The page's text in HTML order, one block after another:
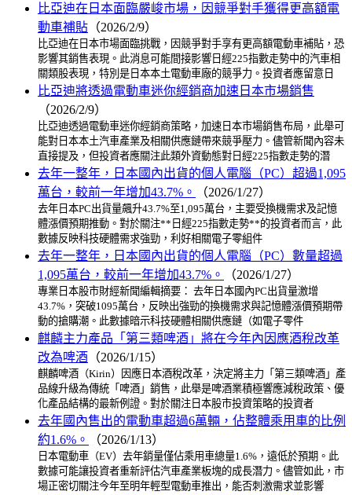
比亞迪在日本面臨嚴峻市場，因競爭對手獲得更高額電
動車補貼 （2026/2/9）
比亞迪在日本市場面臨挑戰，因競爭對手享有更高額電動車補貼，恐
影響其銷售表現。此消息可能間接影響日經225指數走勢中的汽車相
關類股表現，特別是日本本土電動車廠的競爭力。投資者應留意日
比亞迪將透過電動車迷你經銷商加速日本市場銷售
（2026/2/9）
比亞迪透過電動車迷你經銷商策略，加速日本市場銷售布局，此舉可
能對日本本土汽車產業及相關供應鏈帶來競爭壓力。儘管新聞內容未
直接提及，但投資者應關注此類外資動態對日經225指數走勢的潛
去年一整年，日本國內出貨的個人電腦（PC）超過1,095
萬台，較前一年增加43.7%。
（2026/1/27）
去年日本PC出貨量飆升43.7%至1,095萬台，主要受換機需求及記憶
體漲價預期推動。對於關注**日經225指數走勢**的投資者而言，此
數據反映科技硬體需求強勁，利好相關電子零組件
去年一整年，日本國內出貨的個人電腦（PC）數量超過
1,095萬台，較前一年增加43.7%。
（2026/1/27）
專業日本股市財經新聞編輯摘要： 去年日本國內PC出貨量激增
43.7%，突破1095萬台，反映出強勁的換機需求與記憶體漲價預期帶
動的搶購潮。此數據暗示科技硬體相關供應鏈（如電子零件
麒麟主力產品「第三類啤酒」將在今年內因應酒稅改革
改為啤酒 （2026/1/15）
麒麟啤酒（Kirin）因應日本酒稅改革，決定將主力「第三類啤酒」產
品線升級為傳統「啤酒」銷售，此舉是啤酒業積極響應減稅政策、優
化產品結構的最新例證。對於關注日本股市投資策略的投資者
去年國內售出的電動車超過6萬輛，佔整體乘用車的比例
約1.6%。
（2026/1/13）
日本電動車（EV）去年銷量僅佔乘用車總量1.6%，遠低於預期。此
數據可能讓投資者重新評估汽車產業板塊的成長潛力。儘管如此，市
場正密切關注今年至明年輕型電動車推出，能否刺激需求並影響